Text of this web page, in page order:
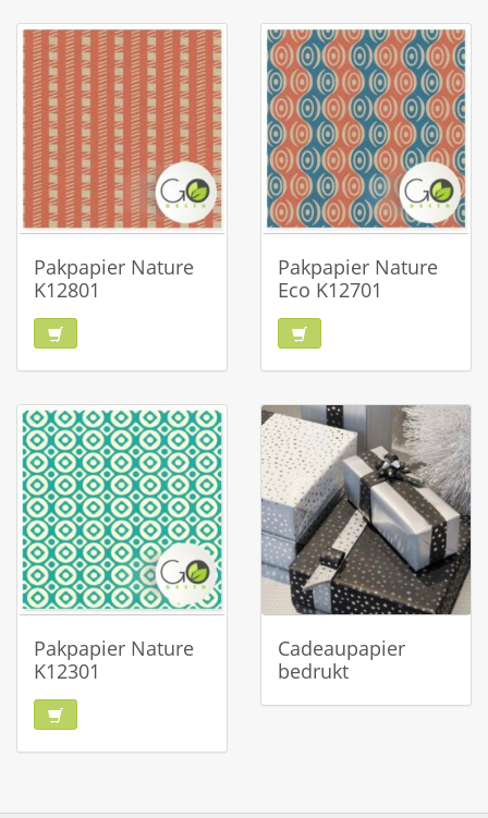
Pakpapier Nature
K12801
Pakpapier Nature
Eco K12701
Pakpapier Nature
K12301
Cadeaupapier
bedrukt